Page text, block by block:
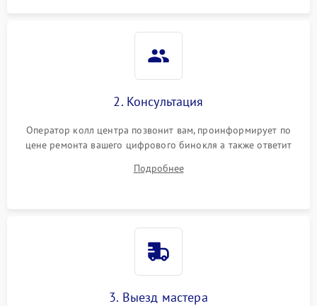
2. Консультация
Оператор колл центра позвонит вам, проинформирует по
цене ремонта вашего цифрового бинокля а также ответит
Подробнее
3. Выезд мастера